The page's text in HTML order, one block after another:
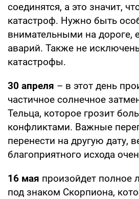
соединятся, а это значит,
катастроф. Нужно быть
внимательными на дороге,
аварий. Также не
катастрофы.
30 апреля – в этот день
частичное солнечное
Тельца, которое грозит
конфликтами. Важные
перенести на другую дату,
благоприятного исхода
16 мая произойдет полное
под знаком Скорпиона,